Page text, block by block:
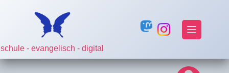
schule - evangelisch - digital